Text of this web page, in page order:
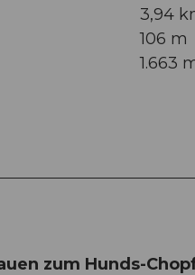
3,94
106 m
1.663
zum Hunds-